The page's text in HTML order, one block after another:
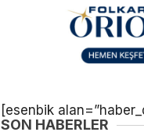
[esenbik
SON HABERLER